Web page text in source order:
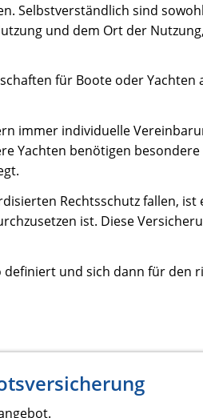
Selbstverständlich sind
und dem Ort der
für Boote oder
immer individuelle
Yachten benötigen
Rechtsschutz fallen,
ist. Diese
und sich dann für